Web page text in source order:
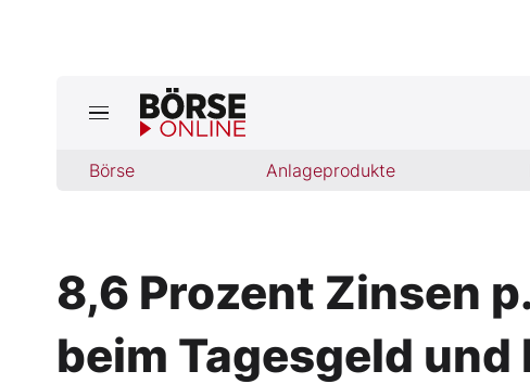
Börse Anlageprodukte
Jetzt aktuelle Ausgabe BÖRSE ONLINE lesen
Anlageprodukte
Finanz-Check
8,6 Prozent Zinsen
beim Tagesgeld